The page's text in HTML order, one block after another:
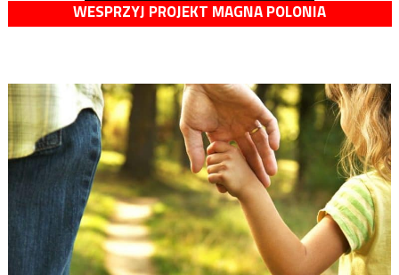
WESPRZYJ PROJEKT MAGNA POLONIA